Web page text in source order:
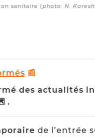
sanitaire (photo: N.
📰
des actualités
.
de l’entrée